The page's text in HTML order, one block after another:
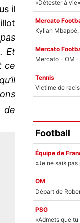
il
Et
ce
de
Mercato
Kylian
Mercato
Tennis
Football
Équipe de
OM
PSG